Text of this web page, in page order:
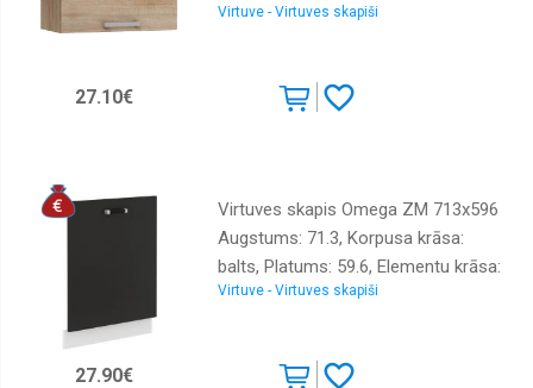
Elementu krāsa: sonoma, Ar
Virtuve - Virtuves skapiši
27.10€
Virtuves skapis Omega ZM 713x596
Augstums: 71.3, Korpusa krāsa:
balts, Platums: 59.6, Elementu krāsa:
melns, Virsma: Matēts, Materiāls :
Virtuve - Virtuves skapiši
27.90€